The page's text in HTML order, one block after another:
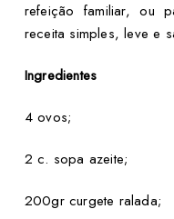
refeição familiar, ou
receita simples, leve e
Ingredientes
4 ovos;
2 c. sopa azeite;
200gr curgete ralada;